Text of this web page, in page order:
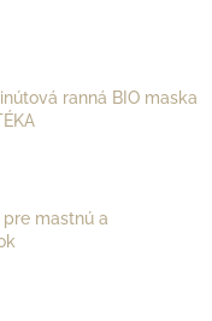
ranná BIO maska
mastnú a